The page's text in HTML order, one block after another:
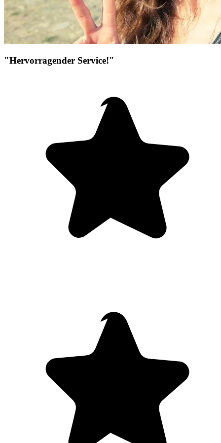
"Hervorragender Service!"